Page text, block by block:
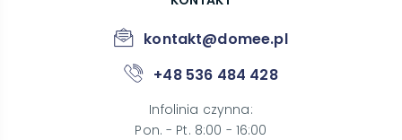
kontakt@domee.pl
+48 536 484 428
Infolinia czynna:
Pon. - Pt. 8:00 - 16:00